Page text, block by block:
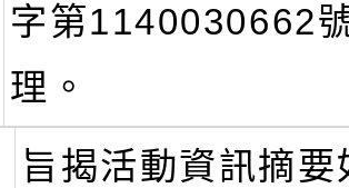
字第1140030662
理。
旨揭活動資訊摘要